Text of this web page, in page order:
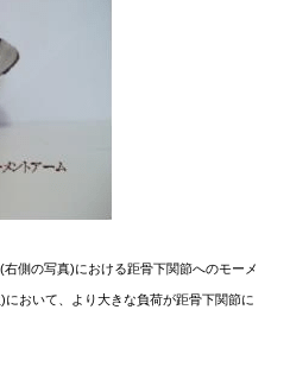
側の写真)における距骨下関節へのモーメ
おいて、より大きな負荷が距骨下関節に